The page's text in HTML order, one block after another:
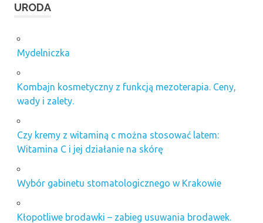
URODA
Mydelniczka
Kombajn kosmetyczny z funkcją mezoterapia. Ceny,
wady i zalety.
Czy kremy z witaminą c można stosować latem:
Witamina C i jej działanie na skórę
Wybór gabinetu stomatologicznego w Krakowie
Kłopotliwe brodawki – zabieg usuwania brodawek.